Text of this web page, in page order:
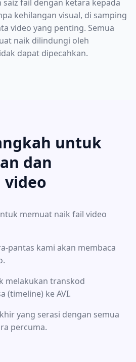
fail dengan ketara kepada
kehilangan visual, di samping
video yang penting. Semua
naik dilindungi oleh
dapat dipecahkan.
untuk
dan
video
memuat naik fail video
pantas kami akan membaca
melakukan transkod
(timeline) ke AVI.
yang serasi dengan semua
percuma.